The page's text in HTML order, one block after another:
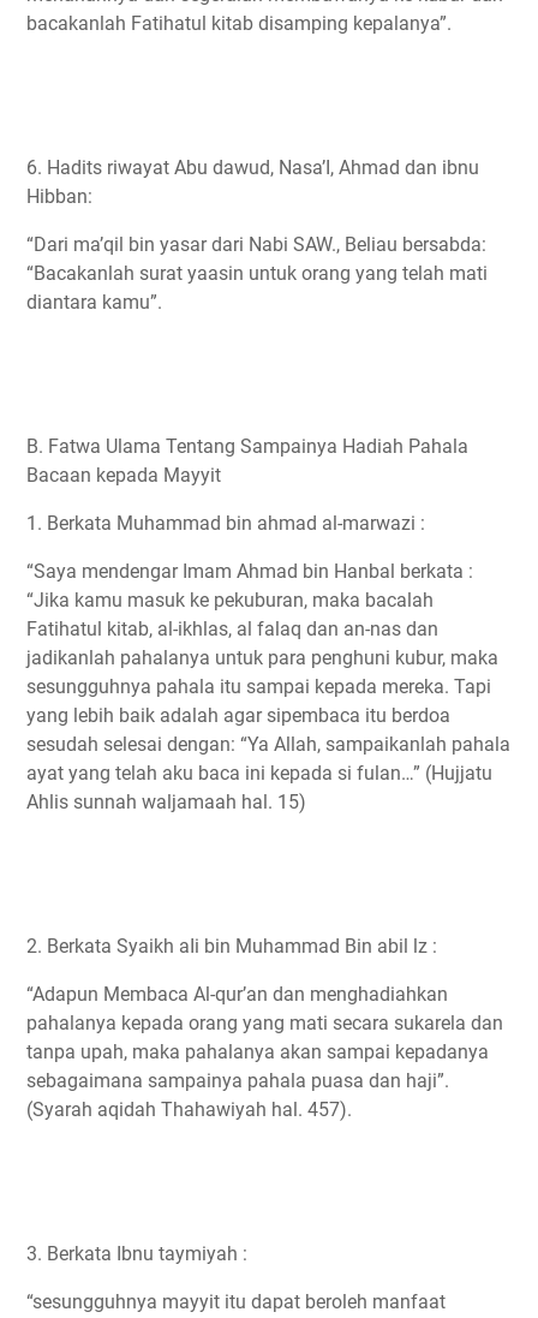
bacakanlah Fatihatul kitab disamping kepalanya”.
6. Hadits riwayat Abu dawud, Nasa’I, Ahmad dan ibnu
Hibban:
“Dari ma’qil bin yasar dari Nabi SAW., Beliau bersabda:
“Bacakanlah surat yaasin untuk orang yang telah mati
diantara kamu”.
B. Fatwa Ulama Tentang Sampainya Hadiah Pahala
Bacaan kepada Mayyit
1. Berkata Muhammad bin ahmad al-marwazi :
“Saya mendengar Imam Ahmad bin Hanbal berkata :
“Jika kamu masuk ke pekuburan, maka bacalah
Fatihatul kitab, al-ikhlas, al falaq dan an-nas dan
jadikanlah pahalanya untuk para penghuni kubur, maka
sesungguhnya pahala itu sampai kepada mereka. Tapi
yang lebih baik adalah agar sipembaca itu berdoa
sesudah selesai dengan: “Ya Allah, sampaikanlah pahala
ayat yang telah aku baca ini kepada si fulan…” (Hujjatu
Ahlis sunnah waljamaah hal. 15)
2. Berkata Syaikh aIi bin Muhammad Bin abil lz :
“Adapun Membaca Al-qur’an dan menghadiahkan
pahalanya kepada orang yang mati secara sukarela dan
tanpa upah, maka pahalanya akan sampai kepadanya
sebagaimana sampainya pahala puasa dan haji”.
(Syarah aqidah Thahawiyah hal. 457).
3. Berkata Ibnu taymiyah :
“sesungguhnya mayyit itu dapat beroleh manfaat